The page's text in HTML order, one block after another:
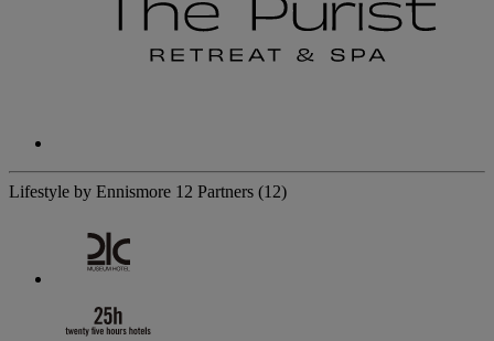
Lifestyle by Ennismore 12 Partners (12)